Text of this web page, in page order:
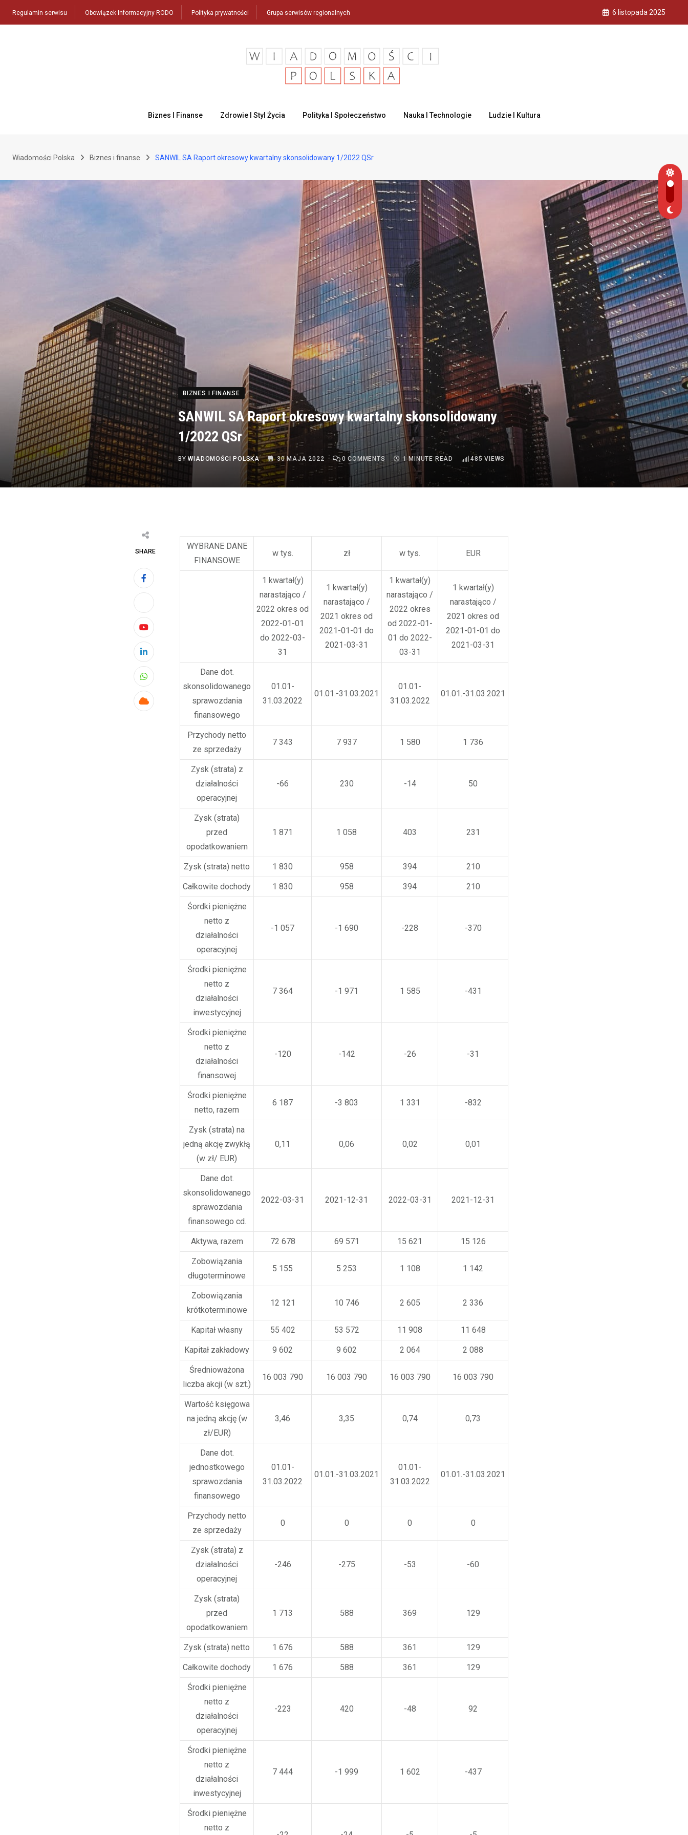
Regulamin serwisu Obowiązek Informacyjny RODO Polityka prywatności Grupa serwisów regionalnych 6 listopada 2025
Biznes I Finanse Zdrowie I Styl Życia Polityka I Społeczeństwo Nauka I Technologie Ludzie I Kultura
Wiadomości Polska Biznes i finanse SANWIL SA Raport okresowy kwartalny skonsolidowany 1/2022 QSr
BIZNES I FINANSE
SANWIL SA Raport okresowy kwartalny skonsolidowany
1/2022 QSr
BYWIADOMOŚCI POLSKA 30 MAJA 2022 0 COMMENTS 1 MINUTE READ 485 VIEWS
SHARE
Youtube
LinkedIn
Whatsapp
Cloud
WYBRANE DANE
FINANSOWE
w tys. zł w tys. EUR
1 kwartał(y)
narastająco /
2022 okres od
2022-01-01
do 2022-03-
31
1 kwartał(y)
narastająco /
2021 okres od
2021-01-01 do
2021-03-31
1 kwartał(y)
narastająco /
2022 okres
od 2022-01-
01 do 2022-
03-31
1 kwartał(y)
narastająco /
2021 okres od
2021-01-01 do
2021-03-31
Dane dot.
skonsolidowanego
sprawozdania
finansowego
01.01-
31.03.2022
01.01.-31.03.2021
01.01-
31.03.2022
01.01.-31.03.2021
Przychody netto
ze sprzedaży
7 343 7 937 1 580 1 736
Zysk (strata) z
działalności
operacyjnej
-66 230 -14 50
Zysk (strata)
przed
opodatkowaniem
1 871 1 058 403 231
Zysk (strata) netto 1 830 958 394 210
Całkowite dochody 1 830 958 394 210
Śordki pieniężne
netto z
działalności
operacyjnej
-1 057 -1 690 -228 -370
Środki pieniężne
netto z
działalności
inwestycyjnej
7 364 -1 971 1 585 -431
Środki pieniężne
netto z
działalności
finansowej
-120 -142 -26 -31
Środki pieniężne
netto, razem
6 187 -3 803 1 331 -832
Zysk (strata) na
jedną akcję zwykłą
(w zł/ EUR)
0,11 0,06 0,02 0,01
Dane dot.
skonsolidowanego
sprawozdania
finansowego cd.
2022-03-31 2021-12-31 2022-03-31 2021-12-31
Aktywa, razem 72 678 69 571 15 621 15 126
Zobowiązania
długoterminowe
5 155 5 253 1 108 1 142
Zobowiązania
krótkoterminowe
12 121 10 746 2 605 2 336
Kapitał własny 55 402 53 572 11 908 11 648
Kapitał zakładowy 9 602 9 602 2 064 2 088
Średnioważona
liczba akcji (w szt.)
16 003 790 16 003 790 16 003 790 16 003 790
Wartość księgowa
na jedną akcję (w
zł/EUR)
3,46 3,35 0,74 0,73
Dane dot.
jednostkowego
sprawozdania
finansowego
01.01-
31.03.2022
01.01.-31.03.2021
01.01-
31.03.2022
01.01.-31.03.2021
Przychody netto
ze sprzedaży
0 0 0 0
Zysk (strata) z
działalności
operacyjnej
-246 -275 -53 -60
Zysk (strata)
przed
opodatkowaniem
1 713 588 369 129
Zysk (strata) netto 1 676 588 361 129
Całkowite dochody 1 676 588 361 129
Środki pieniężne
netto z
działalności
operacyjnej
-223 420 -48 92
Środki pieniężne
netto z
działalności
inwestycyjnej
7 444 -1 999 1 602 -437
Środki pieniężne
netto z